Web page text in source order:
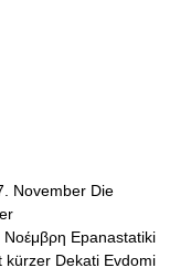
November Die
Epanastatiki
kürzer Dekati Evdomi